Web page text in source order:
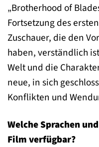
„Brotherhood of
Fortsetzung des
Zuschauer, die den
haben, verständlich
Welt und die
neue, in sich
Konflikten und
Welche Sprachen
Film verfügbar?